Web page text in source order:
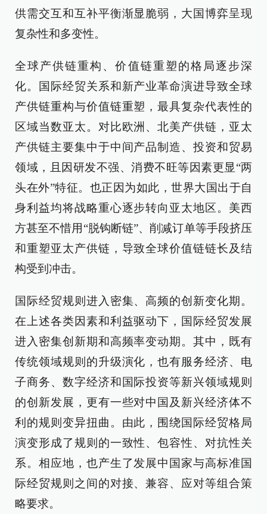
供需交互和互补平衡渐显脆弱，大国博弈呈现
复杂性和多变性。
全球产供链重构、价值链重塑的格局逐步深
化。国际经贸关系和新产业革命演进导致全球
产供链重构与价值链重塑，最具复杂代表性的
区域当数亚太。对比欧洲、北美产供链，亚太
产供链主要集中于中间产品制造、投资和贸易
领域，且因研发不强、消费不旺等因素更显“两
头在外”特征。也正因为如此，世界大国出于自
身利益均将战略重心逐步转向亚太地区。美西
方甚至不惜用“脱钩断链”、削减订单等手段挤压
和重塑亚太产供链，导致全球价值链链长及结
构受到冲击。
国际经贸规则进入密集、高频的创新变化期。
在上述各类因素和利益驱动下，国际经贸发展
进入密集创新期和高频率变动期。其中，既有
传统领域规则的升级演化，也有服务经济、电
子商务、数字经济和国际投资等新兴领域规则
的创新发展，更有一些对中国及新兴经济体不
利的规则变异扭曲。由此，围绕国际经贸格局
演变形成了规则的一致性、包容性、对抗性关
系。相应地，也产生了发展中国家与高标准国
际经贸规则之间的对接、兼容、应对等组合策
略要求。